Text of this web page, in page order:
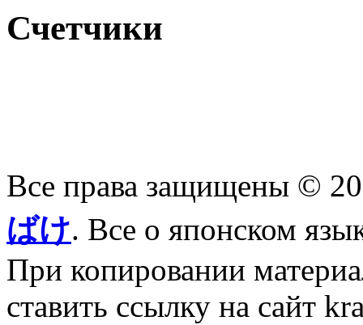
Счетчики
Все права защищены ©
ばけ. Все о японском
При копировании
ставить ссылку на сайт